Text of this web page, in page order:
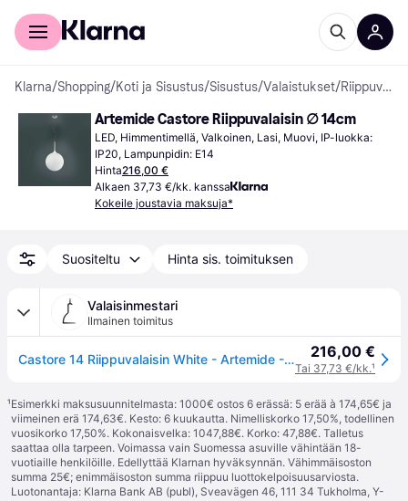
Kuluttajille
Klarna/Shopping/Koti ja Sisustus/Sisustus/Valaistukset/ Riippuvalaisimet
Artemide Castore Riippuvalaisin ∅ 14cm
LED, Himmentimellä, Valkoinen, Lasi, Muovi, IP-luokka:
IP20, Lampunpidin: E14
Hinta216,00 €
Alkaen 37,73 €/kk. kanssa
Kokeile joustavia maksuja*
Suositeltu Hinta sis. toimituksen
Valaisinmestari
Ilmainen toimitus
Castore 14 Riippuvalaisin White - Artemide - Olohuone - Design - Lasi - Pallo 216,00 €
Tai 37,73 €/kk.¹
¹Esimerkki maksusuunnitelmasta: 1000€ ostos 6 erässä: 5 erää à 174,65€ ja
viimeinen erä 174,63€. Kesto: 6 kuukautta. Nimelliskorko 17,50%, todellinen
vuosikorko 17,50%. Kokonaisvelka: 1047,88€. Korko: 47,88€. Talletus
saattaa olla tarpeen. Voimassa vain Suomessa asuville vähintään 18-
vuotiaille henkilöille. Edellyttää Klarnan hyväksynnän. Vähimmäisoston
summa 25€; enimmäisoston summa riippuu luottokelpoisuusarviosta.
Luotonantaja: Klarna Bank AB (publ), Sveavägen 46, 111 34 Tukholma, Y-